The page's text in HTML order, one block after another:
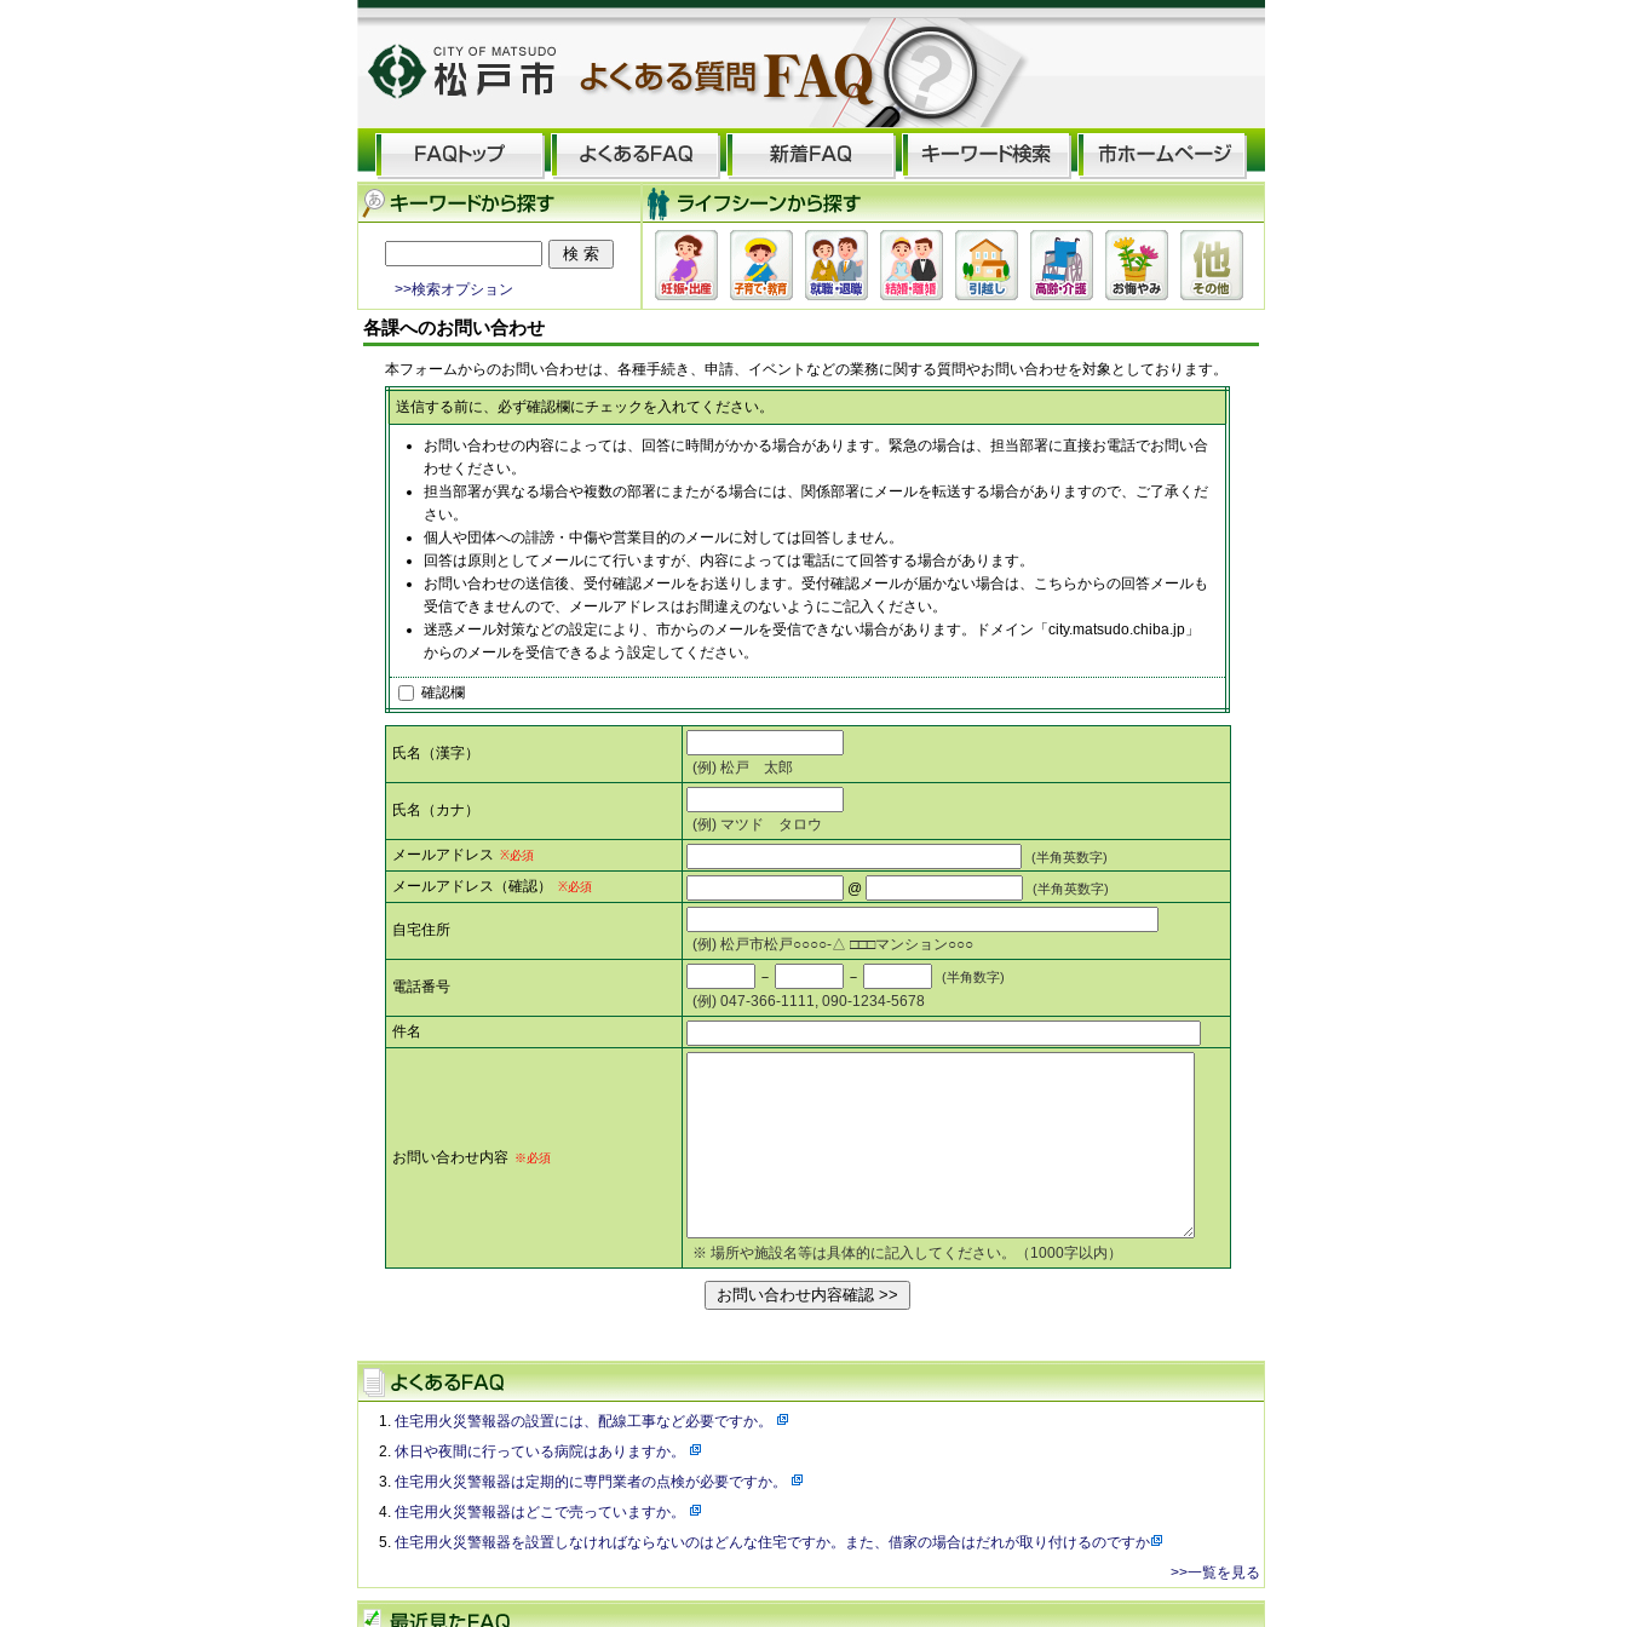
>>検索オプション
各課へのお問い合わせ
本フォームからのお問い合わせは、各種手続き、申請、イベントなどの業務に関する質問やお問い合わせを対象としております。
送信する前に、必ず確認欄にチェックを入れてください。
お問い合わせの内容によっては、回答に時間がかかる場合があります。緊急の場合は、担当部署に直接お電話でお問い合
わせください。
担当部署が異なる場合や複数の部署にまたがる場合には、関係部署にメールを転送する場合がありますので、ご了承くだ
さい。
個人や団体への誹謗・中傷や営業目的のメールに対しては回答しません。
回答は原則としてメールにて行いますが、内容によっては電話にて回答する場合があります。
お問い合わせの送信後、受付確認メールをお送りします。受付確認メールが届かない場合は、こちらからの回答メールも
受信できませんので、メールアドレスはお間違えのないようにご記入ください。
迷惑メール対策などの設定により、市からのメールを受信できない場合があります。ドメイン「city.matsudo.chiba.jp」
からのメールを受信できるよう設定してください。
確認欄
氏名（漢字）
(例) 松戸 太郎
氏名（カナ）
(例) マツド タロウ
メールアドレス ※必須 (半角英数字)
メールアドレス（確認） ※必須 @ (半角英数字)
自宅住所
(例) 松戸市松戸○○○○-△ □□□マンション○○○
電話番号
－ － (半角数字)
(例) 047-366-1111, 090-1234-5678
件名
お問い合わせ内容 ※必須
※ 場所や施設名等は具体的に記入してください。（1000字以内）
住宅用火災警報器の設置には、配線工事など必要ですか。
休日や夜間に行っている病院はありますか。
住宅用火災警報器は定期的に専門業者の点検が必要ですか。
住宅用火災警報器はどこで売っていますか。
住宅用火災警報器を設置しなければならないのはどんな住宅ですか。また、借家の場合はだれが取り付けるのですか
>>一覧を見る